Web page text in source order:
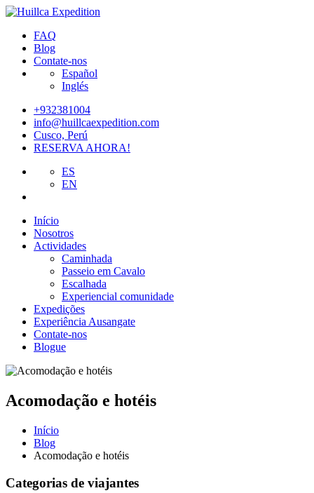
FAQ
Blog
Contate-nos
Español
Inglés
+932381004
info@huillcaexpedition.com
Cusco, Perú
RESERVA AHORA!
ES
EN
Início
Nosotros
Actividades
Caminhada
Passeio em Cavalo
Escalhada
Experiencial comunidade
Expedições
Experiência Ausangate
Contate-nos
Blogue
Acomodação e hotéis
Início
Blog
Acomodação e hotéis
Categorias de viajantes